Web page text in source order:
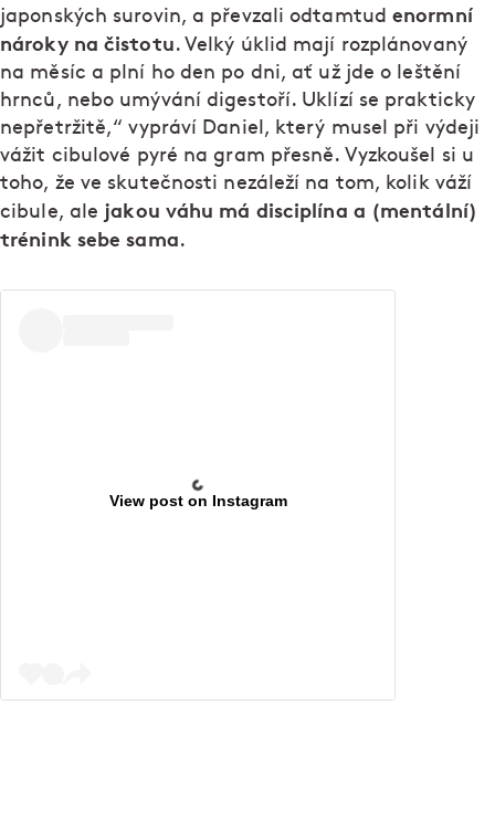
japonských surovin, a převzali odtamtudenormní
nároky na čistotu. Velký úklid mají rozplánovaný
na měsíc a plní ho den po dni, ať už jde o leštění
hrnců, nebo umývání digestoří. Uklízí se prakticky
nepřetržitě,“ vypráví Daniel, který musel při výdeji
vážit cibulové pyré na gram přesně. Vyzkoušel si u
toho, že ve skutečnosti nezáleží na tom, kolik váží
cibule, ale jakou váhu má disciplína a (mentální)
trénink sebe sama.
View post on Instagram